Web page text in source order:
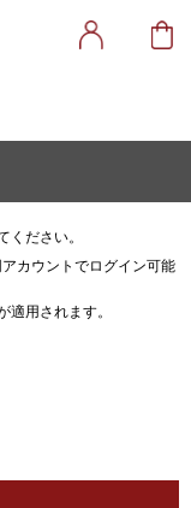
ください。
カウントでログイン可能
適用されます。